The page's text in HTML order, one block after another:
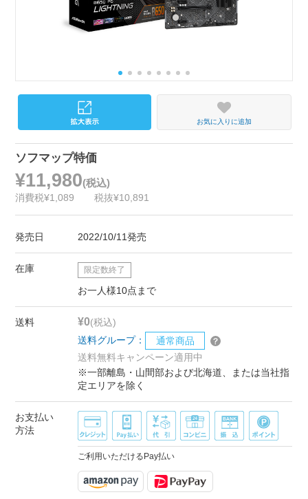
お気に入りに追加
ソフマップ特価
¥11,980(税込)
消費税¥1,089 税抜¥10,891
発売日 2022/10/11発売
在庫 限定数終了
お一人様10点まで
送料 ¥0(税込)
送料グループ：
通常商品
送料無料キャンペーン適用中
※一部離島・山間部および北海道、または当社指
定エリアを除く
お支払い
方法
ご利用いただけるPay払い